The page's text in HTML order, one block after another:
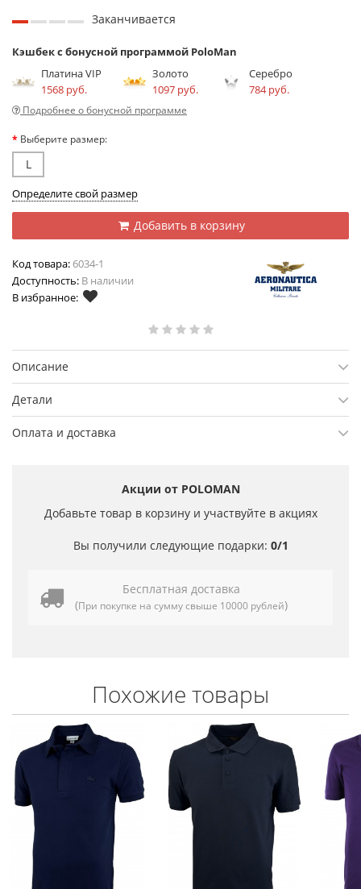
Заканчивается
Кэшбек с бонусной программой PoloMan
Платина VIP
1568 руб.
Золото
1097 руб.
Серебро
784 руб.
Подробнее о бонусной программе
Выберите размер:
L
Определите свой размер
Добавить в корзину
Код товара:6034-1
Доступность: В наличии
В избранное:
Описание
Детали
Оплата и доставка
Акции от POLOMAN
Добавьте товар в корзину и участвуйте в акциях
Вы получили следующие подарки: 0/1
Бесплатная доставка
(При покупке на сумму свыше 10000 рублей)
Похожие товары